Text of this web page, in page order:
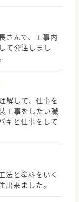
さんで、工事内
て発注しまし
解して、仕事を
工事をしたい職
キと仕事をして
法と塗料をいく
来ました。